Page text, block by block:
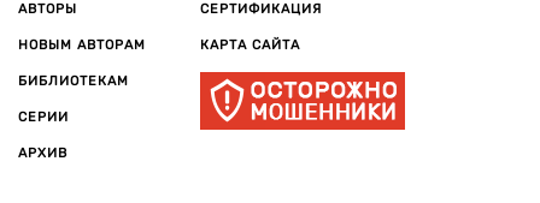
АВТОРЫ
НОВЫМ АВТОРАМ
БИБЛИОТЕКАМ
СЕРИИ
АРХИВ
СЕРТИФИКАЦИЯ
КАРТА САЙТА